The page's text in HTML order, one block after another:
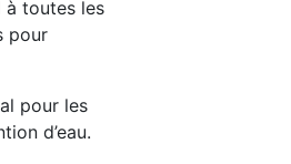
à toutes les
pour
pour les
d’eau.